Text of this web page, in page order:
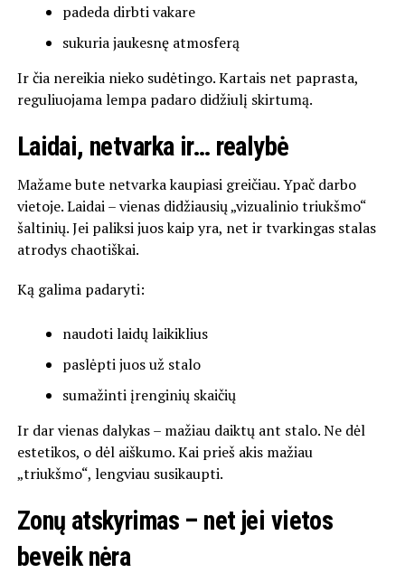
padeda dirbti vakare
sukuria jaukesnę atmosferą
Ir čia nereikia nieko sudėtingo. Kartais net paprasta,
reguliuojama lempa padaro didžiulį skirtumą.
Laidai, netvarka ir… realybė
Mažame bute netvarka kaupiasi greičiau. Ypač darbo
vietoje. Laidai – vienas didžiausių „vizualinio triukšmo“
šaltinių. Jei paliksi juos kaip yra, net ir tvarkingas stalas
atrodys chaotiškai.
Ką galima padaryti:
naudoti laidų laikiklius
paslėpti juos už stalo
sumažinti įrenginių skaičių
Ir dar vienas dalykas – mažiau daiktų ant stalo. Ne dėl
estetikos, o dėl aiškumo. Kai prieš akis mažiau
„triukšmo“, lengviau susikaupti.
Zonų atskyrimas – net jei vietos
beveik nėra